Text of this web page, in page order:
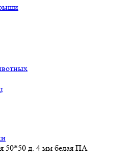
50*50 д. 4 мм белая ПА